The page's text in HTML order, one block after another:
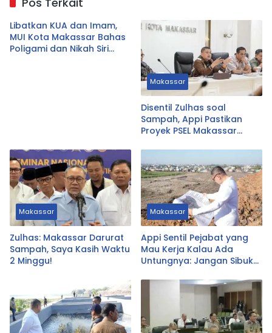
Libatkan KUA dan Imam,
MUI Kota Makassar Bahas
Poligami dan Nikah Siri
Makassar
Disentil Zulhas soal
Sampah, Appi Pastikan
Proyek PSEL Makassar
Makassar
Zulhas: Makassar Darurat
Sampah, Saya Kasih Waktu
2 Minggu!
Makassar
Appi Sentil Pejabat yang
Mau Kerja Kalau Ada
Untungnya: Jangan Sibuk